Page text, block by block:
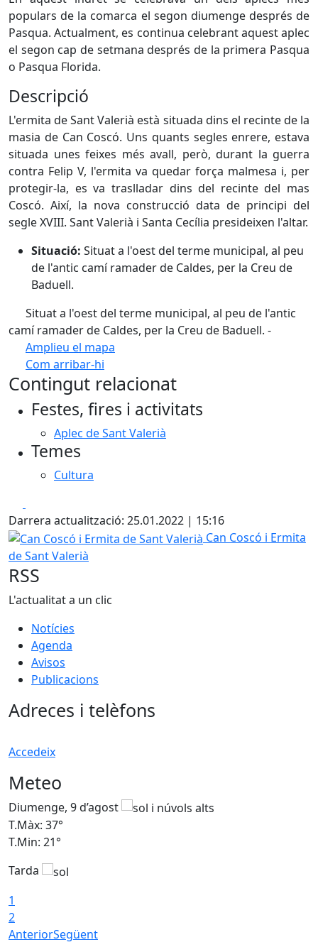
populars de la comarca el segon diumenge després de
Pasqua. Actualment, es continua celebrant aquest aplec
el segon cap de setmana després de la primera Pasqua
o Pasqua Florida.
Descripció
L'ermita de Sant Valerià està situada dins el recinte de la
masia de Can Coscó. Uns quants segles enrere, estava
situada unes feixes més avall, però, durant la guerra
contra Felip V, l'ermita va quedar força malmesa i, per
protegir-la, es va traslladar dins del recinte del mas
Coscó. Així, la nova construcció data de principi del
segle XVIII. Sant Valerià i Santa Cecília presideixen l'altar.
Situació: Situat a l'oest del terme municipal, al peu
de l'antic camí ramader de Caldes, per la Creu de
Baduell.
Situat a l'oest del terme municipal, al peu de l'antic
camí ramader de Caldes, per la Creu de Baduell. -
Amplieu el mapa
Com arribar-hi
+
Contingut relacionat
Festes, fires i activitats
Aplec de Sant Valerià
Temes
Cultura
Darrera actualització: 25.01.2022 | 15:16
Can Coscó i Ermita de Sant Valerià
Can Coscó i Ermita
de Sant Valerià
RSS
L'actualitat a un clic
Notícies
Agenda
Avisos
Publicacions
Adreces i telèfons
Accedeix
Meteo
Diumenge, 9 d’agost
T.Màx: 37°
T.Min: 21°
Tarda
1
2
AnteriorSegüent